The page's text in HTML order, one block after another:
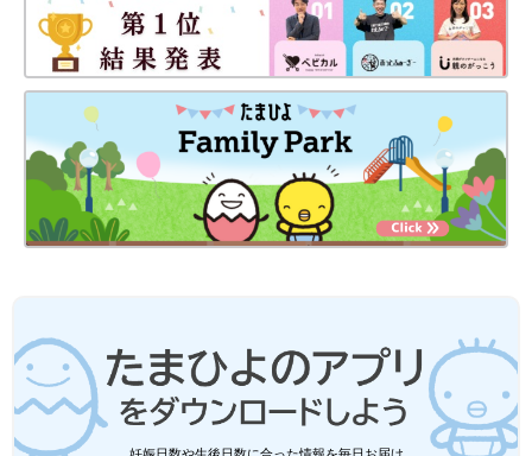
バースデイ×ディズニー「可愛すぎてテ
ンションアップ♪」「保育園着にも」元
子ども服販売員ライターおすすめ★コラ
ボアイテム4選
プチプラブランドのバースデイでは、ミッキー
マウスやプリンセスなどのディズニーキャラク
ターとコラボしたアイテムが大人気！そこで、
これからの時期に大活躍するコラボアイテムを
集めました。元子ども服販売員ライターが、ア
イテムの魅力やおすすめコーデもお伝えしてい
ます♪
今回は、ダイソー・セリア・キャンドゥで今注目のディズニーコ
ラボ商品をご紹介しました。100円ショップならではの、クオリ
ティが高くてコスパのいい商品がたくさんありましたね！他にも
●記事内の価格はすべて税込み、2025年8月時点のものです。
●記事内容でご紹介している投稿、リンク先は、削除される場合
があります。あらかじめご了承ください。
●記事の内容は2025年8月の情報で、現在と異なる場合がありま